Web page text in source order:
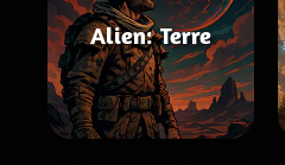
Alien: Terre